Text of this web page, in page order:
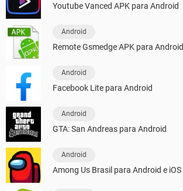
Youtube Vanced APK para Android
Android
Remote Gsmedge APK para Android
Android
Facebook Lite para Android
Android
GTA: San Andreas para Android
Android
Among Us Brasil para Android e iOS